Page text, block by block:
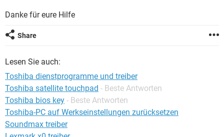
FACEBOOK
Danke für eure Hilfe
Share
Lesen Sie auch:
Toshiba dienstprogramme und treiber
Toshiba satellite touchpad - Beste Antworten
Toshiba bios key - Beste Antworten
Toshiba-PC auf Werkseinstellungen zurücksetzen
Soundmax treiber